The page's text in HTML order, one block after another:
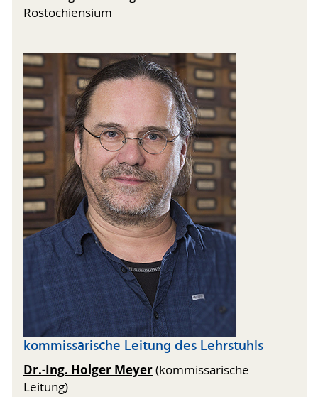
Rostochiensium
kommissarische Leitung des Lehrstuhls
Dr.-Ing. Holger Meyer(kommissarische
Leitung)